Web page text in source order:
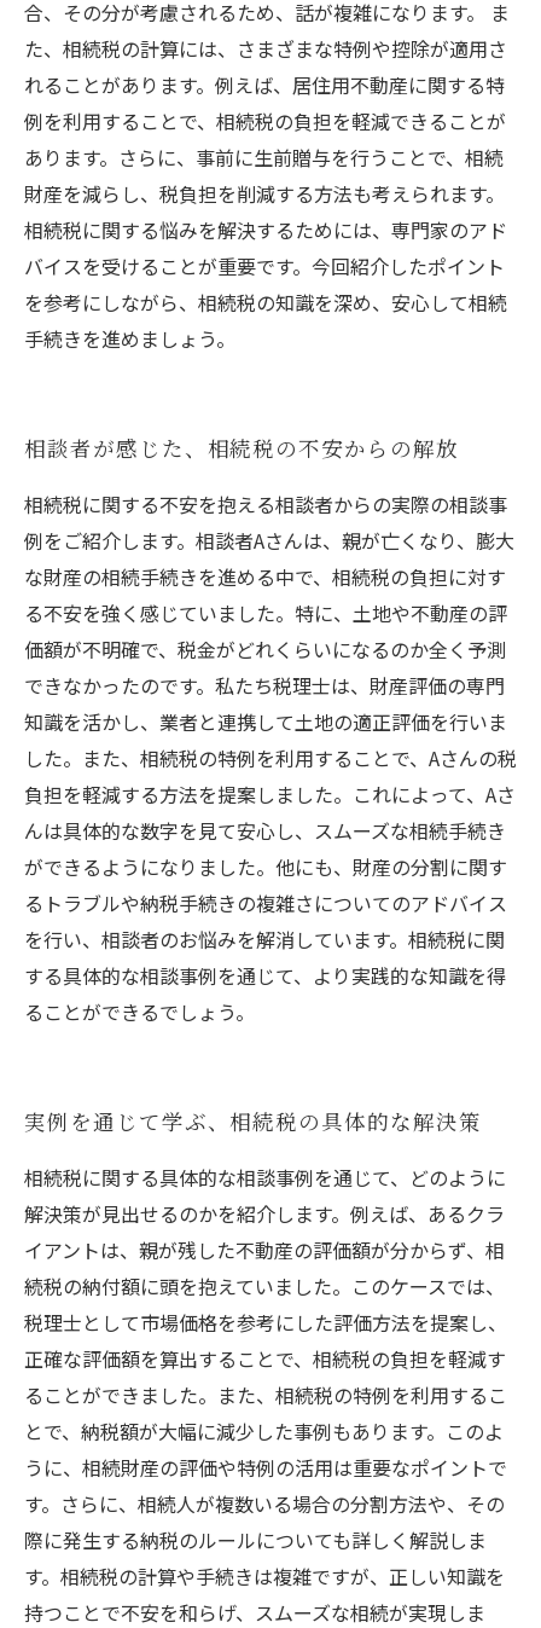
合、その分が考慮されるため、話が複雑になります。 ま
た、相続税の計算には、さまざまな特例や控除が適用さ
れることがあります。例えば、居住用不動産に関する特
例を利用することで、相続税の負担を軽減できることが
あります。さらに、事前に生前贈与を行うことで、相続
財産を減らし、税負担を削減する方法も考えられます。
相続税に関する悩みを解決するためには、専門家のアド
バイスを受けることが重要です。今回紹介したポイント
を参考にしながら、相続税の知識を深め、安心して相続
手続きを進めましょう。
相談者が感じた、相続税の不安からの解放
相続税に関する不安を抱える相談者からの実際の相談事
例をご紹介します。相談者Aさんは、親が亡くなり、膨大
な財産の相続手続きを進める中で、相続税の負担に対す
る不安を強く感じていました。特に、土地や不動産の評
価額が不明確で、税金がどれくらいになるのか全く予測
できなかったのです。私たち税理士は、財産評価の専門
知識を活かし、業者と連携して土地の適正評価を行いま
した。また、相続税の特例を利用することで、Aさんの税
負担を軽減する方法を提案しました。これによって、Aさ
んは具体的な数字を見て安心し、スムーズな相続手続き
ができるようになりました。他にも、財産の分割に関す
るトラブルや納税手続きの複雑さについてのアドバイス
を行い、相談者のお悩みを解消しています。相続税に関
する具体的な相談事例を通じて、より実践的な知識を得
ることができるでしょう。
実例を通じて学ぶ、相続税の具体的な解決策
相続税に関する具体的な相談事例を通じて、どのように
解決策が見出せるのかを紹介します。例えば、あるクラ
イアントは、親が残した不動産の評価額が分からず、相
続税の納付額に頭を抱えていました。このケースでは、
税理士として市場価格を参考にした評価方法を提案し、
正確な評価額を算出することで、相続税の負担を軽減す
ることができました。また、相続税の特例を利用するこ
とで、納税額が大幅に減少した事例もあります。このよ
うに、相続財産の評価や特例の活用は重要なポイントで
す。さらに、相続人が複数いる場合の分割方法や、その
際に発生する納税のルールについても詳しく解説しま
す。相続税の計算や手続きは複雑ですが、正しい知識を
持つことで不安を和らげ、スムーズな相続が実現しま